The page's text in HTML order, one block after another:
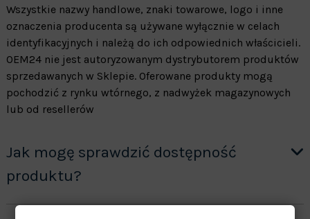
Wszystkie nazwy handlowe, znaki towarowe, logo i inne
oznaczenia producenta są używane wyłącznie w celach
identyfikacyjnych i należą do ich odpowiednich właścicieli.
OEM24 nie jest autoryzowanym dystrybutorem produktów
sprzedawanych w Sklepie. Oferowane produkty mogą
pochodzić z rynku wtórnego, z nadwyżek magazynowych
lub od resellerów
Jak mogę sprawdzić dostępność
produktu?